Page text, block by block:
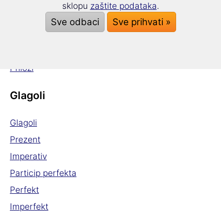
Pridjevi i prilozi
Prilozi
Glagoli
Glagoli
Prezent
Imperativ
Particip perfekta
Perfekt
Imperfekt
sklopu zaštite podataka.
Sve odbaci Sve prihvati »